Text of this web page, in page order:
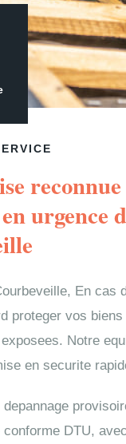
urgence
En cas
proteger vos
Notre
en securite
conforme DTU,